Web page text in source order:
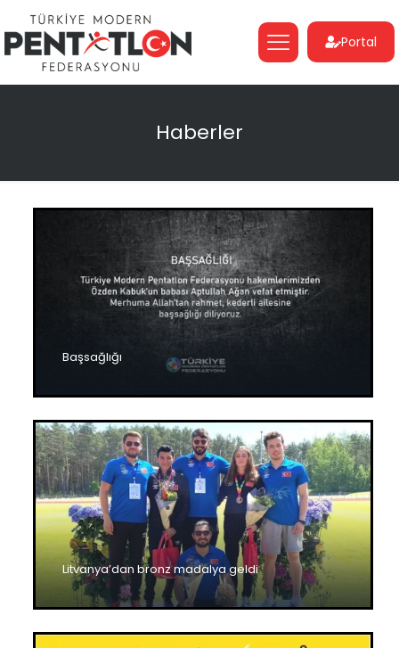
Portal
Haberler
Başsağlığı
Litvanya’dan bronz madalya geldi